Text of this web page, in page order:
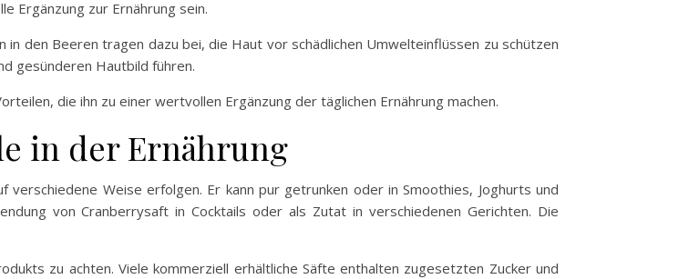
Ergänzung zur Ernährung sein.
den Beeren tragen dazu bei, die Haut vor schädlichen Umwelteinflüssen zu schützen
gesünderen Hautbild führen.
die ihn zu einer wertvollen Ergänzung der täglichen Ernährung machen.
in der Ernährung
Weise erfolgen. Er kann pur getrunken oder in Smoothies, Joghurts und
von Cranberrysaft in Cocktails oder als Zutat in verschiedenen Gerichten. Die
zu achten. Viele kommerziell erhältliche Säfte enthalten zugesetzten Zucker und